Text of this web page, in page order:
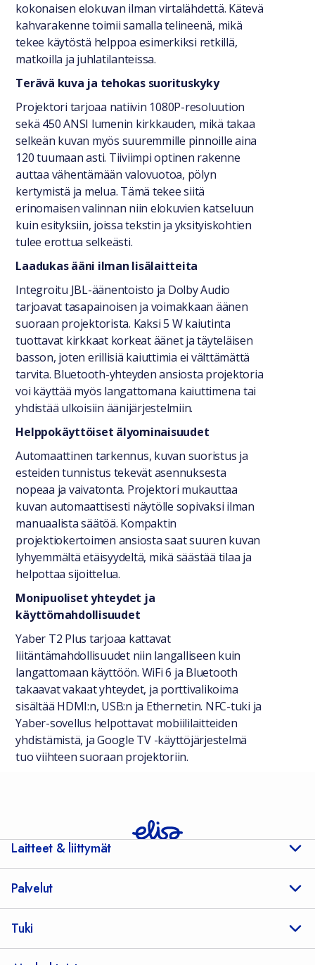
kokonaisen elokuvan ilman virtalähdettä. Kätevä
kahvarakenne toimii samalla telineenä, mikä
tekee käytöstä helppoa esimerkiksi retkillä,
matkoilla ja juhlatilanteissa.
Terävä kuva ja tehokas suorituskyky
Projektori tarjoaa natiivin 1080P-resoluution
sekä 450 ANSI lumenin kirkkauden, mikä takaa
selkeän kuvan myös suuremmille pinnoille aina
120 tuumaan asti. Tiiviimpi optinen rakenne
auttaa vähentämään valovuotoa, pölyn
kertymistä ja melua. Tämä tekee siitä
erinomaisen valinnan niin elokuvien katseluun
kuin esityksiin, joissa tekstin ja yksityiskohtien
tulee erottua selkeästi.
Laadukas ääni ilman lisälaitteita
Integroitu JBL-äänentoisto ja Dolby Audio
tarjoavat tasapainoisen ja voimakkaan äänen
suoraan projektorista. Kaksi 5 W kaiutinta
tuottavat kirkkaat korkeat äänet ja täyteläisen
basson, joten erillisiä kaiuttimia ei välttämättä
tarvita. Bluetooth-yhteyden ansiosta projektoria
voi käyttää myös langattomana kaiuttimena tai
yhdistää ulkoisiin äänijärjestelmiin.
Helppokäyttöiset älyominaisuudet
Automaattinen tarkennus, kuvan suoristus ja
esteiden tunnistus tekevät asennuksesta
nopeaa ja vaivatonta. Projektori mukauttaa
kuvan automaattisesti näytölle sopivaksi ilman
manuaalista säätöä. Kompaktin
projektiokertoimen ansiosta saat suuren kuvan
lyhyemmältä etäisyydeltä, mikä säästää tilaa ja
helpottaa sijoittelua.
Monipuoliset yhteydet ja
käyttömahdollisuudet
Yaber T2 Plus tarjoaa kattavat
liitäntämahdollisuudet niin langalliseen kuin
langattomaan käyttöön. WiFi 6 ja Bluetooth
takaavat vakaat yhteydet, ja porttivalikoima
sisältää HDMI:n, USB:n ja Ethernetin. NFC-tuki ja
Yaber-sovellus helpottavat mobiililaitteiden
yhdistämistä, ja Google TV -käyttöjärjestelmä
tuo viihteen suoraan projektoriin.
Laitteet & liittymät
Palvelut
Tuki